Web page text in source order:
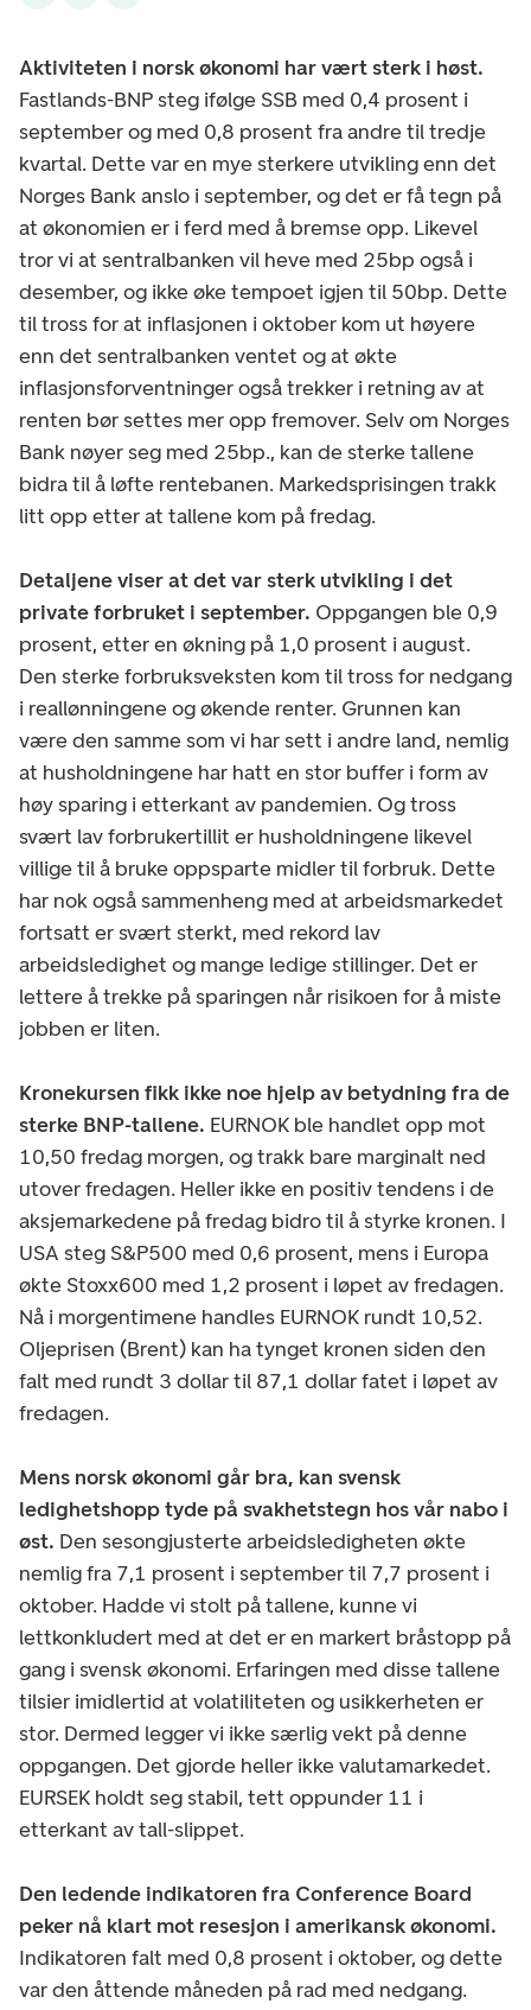
Aktiviteten i norsk økonomi har vært sterk i høst.
Fastlands-BNP steg ifølge SSB med 0,4 prosent i
september og med 0,8 prosent fra andre til tredje
kvartal. Dette var en mye sterkere utvikling enn det
Norges Bank anslo i september, og det er få tegn på
at økonomien er i ferd med å bremse opp. Likevel
tror vi at sentralbanken vil heve med 25bp også i
desember, og ikke øke tempoet igjen til 50bp. Dette
til tross for at inflasjonen i oktober kom ut høyere
enn det sentralbanken ventet og at økte
inflasjonsforventninger også trekker i retning av at
renten bør settes mer opp fremover. Selv om Norges
Bank nøyer seg med 25bp., kan de sterke tallene
bidra til å løfte rentebanen. Markedsprisingen trakk
litt opp etter at tallene kom på fredag.
Detaljene viser at det var sterk utvikling i det
private forbruket i september. Oppgangen ble 0,9
prosent, etter en økning på 1,0 prosent i august.
Den sterke forbruksveksten kom til tross for nedgang
i reallønningene og økende renter. Grunnen kan
være den samme som vi har sett i andre land, nemlig
at husholdningene har hatt en stor buffer i form av
høy sparing i etterkant av pandemien. Og tross
svært lav forbrukertillit er husholdningene likevel
villige til å bruke oppsparte midler til forbruk. Dette
har nok også sammenheng med at arbeidsmarkedet
fortsatt er svært sterkt, med rekord lav
arbeidsledighet og mange ledige stillinger. Det er
lettere å trekke på sparingen når risikoen for å miste
jobben er liten.
Kronekursen fikk ikke noe hjelp av betydning fra de
sterke BNP-tallene. EURNOK ble handlet opp mot
10,50 fredag morgen, og trakk bare marginalt ned
utover fredagen. Heller ikke en positiv tendens i de
aksjemarkedene på fredag bidro til å styrke kronen. I
USA steg S&P500 med 0,6 prosent, mens i Europa
økte Stoxx600 med 1,2 prosent i løpet av fredagen.
Nå i morgentimene handles EURNOK rundt 10,52.
Oljeprisen (Brent) kan ha tynget kronen siden den
falt med rundt 3 dollar til 87,1 dollar fatet i løpet av
fredagen.
Mens norsk økonomi går bra, kan svensk
ledighetshopp tyde på svakhetstegn hos vår nabo i
øst. Den sesongjusterte arbeidsledigheten økte
nemlig fra 7,1 prosent i september til 7,7 prosent i
oktober. Hadde vi stolt på tallene, kunne vi
lettkonkludert med at det er en markert bråstopp på
gang i svensk økonomi. Erfaringen med disse tallene
tilsier imidlertid at volatiliteten og usikkerheten er
stor. Dermed legger vi ikke særlig vekt på denne
oppgangen. Det gjorde heller ikke valutamarkedet.
EURSEK holdt seg stabil, tett oppunder 11 i
etterkant av tall-slippet.
Den ledende indikatoren fra Conference Board
peker nå klart mot resesjon i amerikansk økonomi.
Indikatoren falt med 0,8 prosent i oktober, og dette
var den åttende måneden på rad med nedgang.